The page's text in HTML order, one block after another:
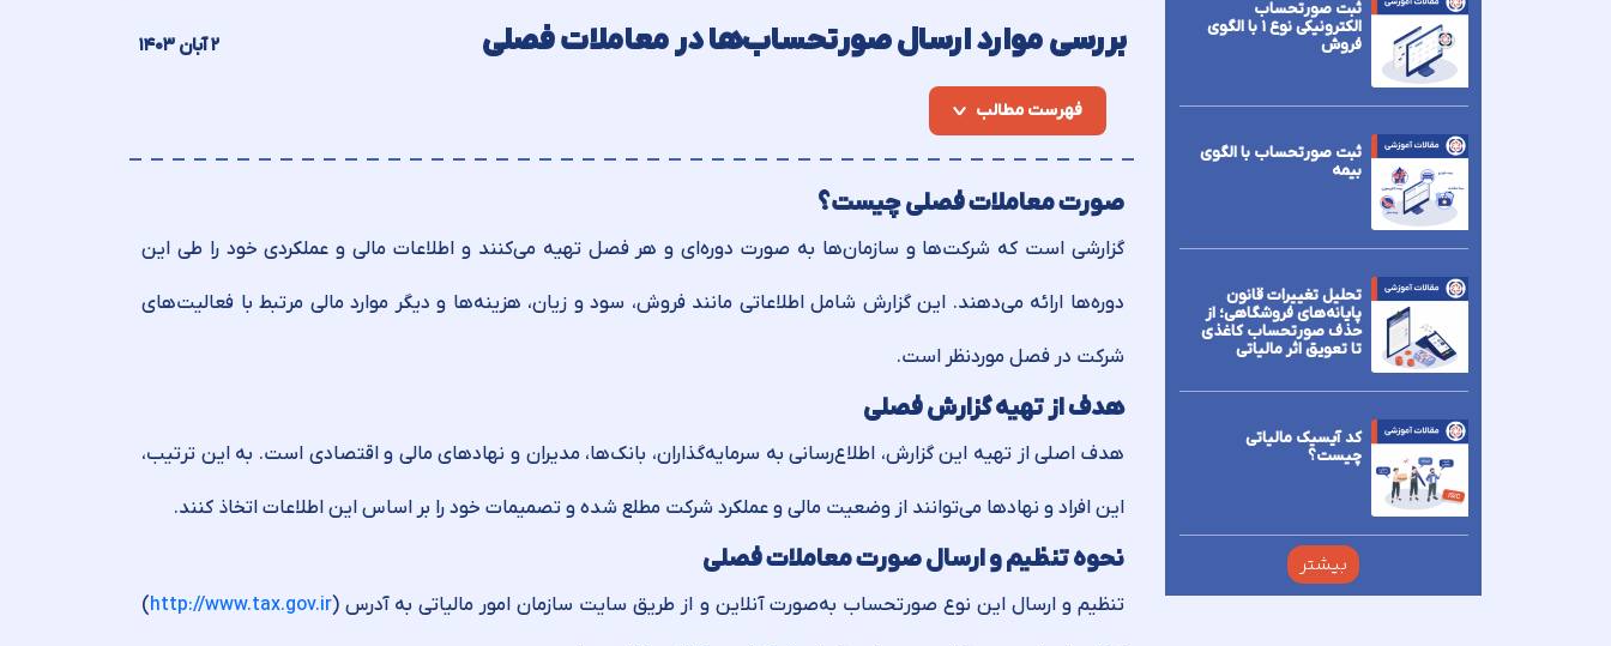
بررسی موارد ارسال صورتحساب‌‌ها در معاملات فصلی ۲ آبان ۱۴۰۳
فهرست مطالب
صورت معاملات فصلی چیست؟
گزارشی است که شرکت‌ها و سازمان‌ها به صورت دوره‌ای و هر فصل تهیه می‌کنند و اطلاعات مالی و عملکردی خود را طی این
دوره‌ها ارائه می‌دهند. این گزارش شامل اطلاعاتی مانند فروش، سود و زیان، هزینه‌ها و دیگر موارد مالی مرتبط با فعالیت‌های
شرکت در فصل موردنظر است.
هدف از تهیه گزارش فصلی
هدف اصلی از تهیه این گزارش، اطلاع‌رسانی به سرمایه‌گذاران، بانک‌ها، مدیران و نهادهای مالی و اقتصادی است. به این ترتیب،
این افراد و نهادها می‌توانند از وضعیت مالی و عملکرد شرکت مطلع شده و تصمیمات خود را بر اساس این اطلاعات اتخاذ کنند.
نحوه تنظیم و ارسال صورت معاملات فصلی
تنظیم و ارسال این نوع صورتحساب به‌صورت آنلاین و از طریق سایت سازمان امور مالیاتی به آدرس (http://www.tax.gov.ir
)
ثبت صورتحساب
الکترونیکی نوع ۱ با الگوی
فروش
ثبت صورتحساب با الگوی
بیمه
تحلیل تغییرات قانون
پایانه‌های فروشگاهی؛ از
حذف صورتحساب کاغذی
تا تعویق اثر مالیاتی
کد آیسیک مالیاتی
چیست؟
بیشتر